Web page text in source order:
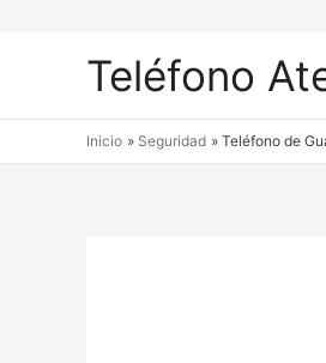
Teléfono
Inicio Seguridad Teléfono de